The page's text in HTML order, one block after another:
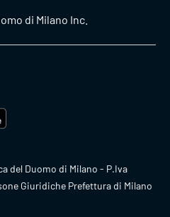
di Milano Inc.
del Duomo di Milano - P.Iva
Giuridiche Prefettura di Milano